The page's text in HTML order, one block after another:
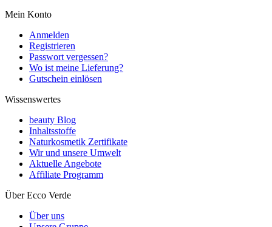
Mein Konto
Anmelden
Registrieren
Passwort vergessen?
Wo ist meine Lieferung?
Gutschein einlösen
Wissenswertes
beauty Blog
Inhaltsstoffe
Naturkosmetik Zertifikate
Wir und unsere Umwelt
Aktuelle Angebote
Affiliate Programm
Über Ecco Verde
Über uns